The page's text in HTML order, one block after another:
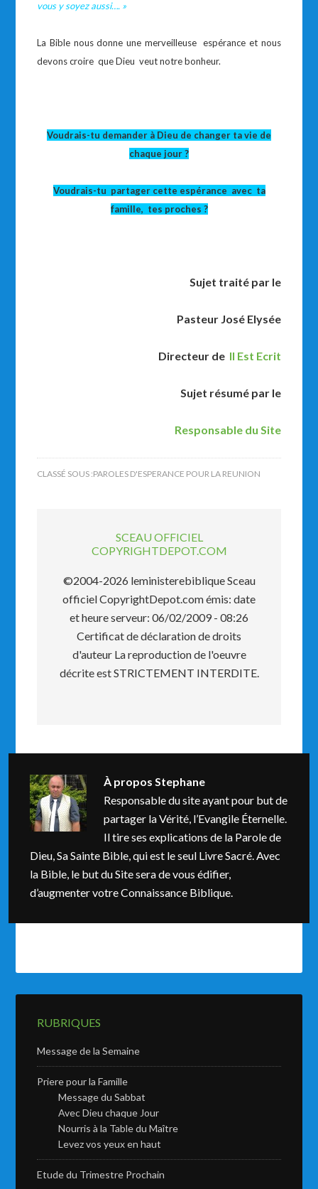
vous y soyez aussi…. »
La Bible nous donne une merveilleuse espérance et nous
devons croire que Dieu veut notre bonheur.
Voudrais-tu demander à Dieu de changer ta vie de
chaque jour ?
Voudrais-tu partager cette espérance avec ta
famille, tes proches ?
Sujet traité par le
Pasteur José Elysée
Directeur de Il Est Ecrit
Sujet résumé par le
Responsable du Site
CLASSÉ SOUS :PAROLES D'ESPERANCE POUR LA REUNION
SCEAU OFFICIEL
COPYRIGHTDEPOT.COM
©2004-2026 leministerebiblique Sceau
officiel CopyrightDepot.com émis: date
et heure serveur: 06/02/2009 - 08:26
Certificat de déclaration de droits
d'auteur La reproduction de l'oeuvre
décrite est STRICTEMENT INTERDITE.
À proposStephane
Responsable du site ayant pour but de
partager la Vérité, l’Evangile Éternelle.
Il tire ses explications de la Parole de
Dieu, Sa Sainte Bible, qui est le seul Livre Sacré. Avec
la Bible, le but du Site sera de vous édifier,
d’augmenter votre Connaissance Biblique.
RUBRIQUES
Message de la Semaine
Priere pour la Famille
Message du Sabbat
Avec Dieu chaque Jour
Nourris à la Table du Maître
Levez vos yeux en haut
Etude du Trimestre Prochain